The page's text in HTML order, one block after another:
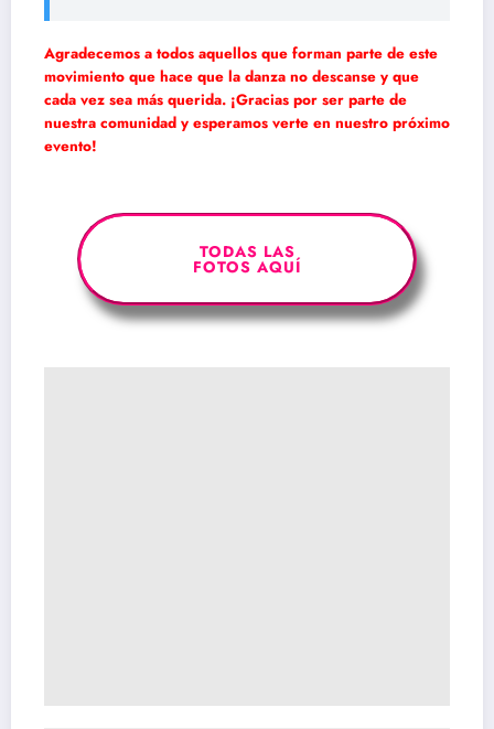
Agradecemos a todos aquellos que forman parte de este
movimiento que hace que la danza no descanse y que
cada vez sea más querida. ¡Gracias por ser parte de
nuestra comunidad y esperamos verte en nuestro próximo
evento!
TODAS LAS
FOTOS AQUÍ